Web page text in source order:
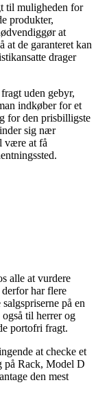
til muligheden for
produkter,
at
at de garanteret kan
drager
uden gebyr,
indkøber for et
for den prisbilligste
sig nær
være at få
alle at vurdere
har flere
på en
til herrer og
portofri fragt.
at checke et
på Rack, Model D
den mest